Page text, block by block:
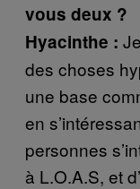
vous deux ?
Hyacinthe :
des choses
une base
en
personnes
à L.O.A.S, et